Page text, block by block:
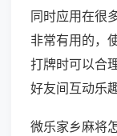
同时应用在很
非常有用的，
打牌时可以合
好友间互动乐趣
微乐家乡麻将